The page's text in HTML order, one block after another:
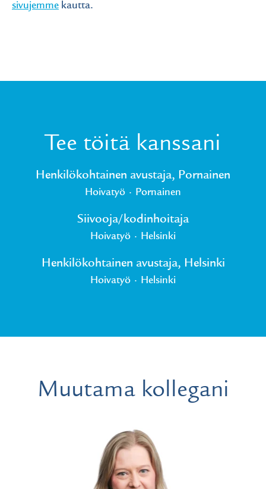
sivujemme kautta.
Tee töitä kanssani
Henkilökohtainen avustaja, Pornainen
Hoivatyö · Pornainen
Siivooja/kodinhoitaja
Hoivatyö · Helsinki
Henkilökohtainen avustaja, Helsinki
Hoivatyö · Helsinki
Muutama kollegani